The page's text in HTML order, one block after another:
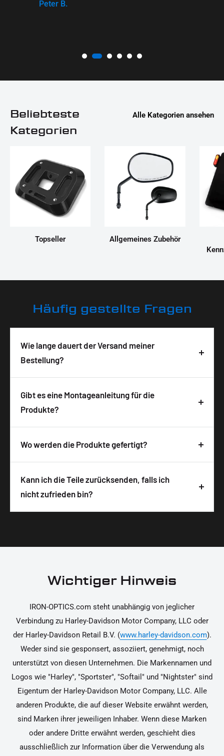
Peter B.
Beliebteste
Kategorien
Alle Kategorien ansehen
Topseller
Allgemeines Zubehör
Häufig gestellte Fragen
Wie lange dauert der Versand meiner
Bestellung?
Deine Bestellung wird in der Regel innerhalb von 3-
5 Tagen nach Bestelleingang geliefert. Die
Lieferzeit ist abhängig von der Verfügbarkeit und
sichere und schnelle Lieferung zu gewährleisten.
Gibt es eine Montageanleitung für die
Produkte?
Ja, zu allen unseren Produkten bekommst du
detaillierte Montagehinweise bzw. eine
Produktverpackung scannen. Die Hinweise
unterstützen dich dabei, die Teile sicher und
korrekt an deinem Motorrad zu installieren.
Wo werden die Produkte gefertigt?
Alle IRON OPTICS Produkte werden in
Deutschland designt, entwickelt und hergestellt.
Wir legen großen Wert auf hochwertige
Kann ich die Teile zurücksenden, falls ich
nicht zufrieden bin?
Ja, du kannst die Teile innerhalb von 14 Tagen
Rücksendung findest du in unseren
Wichtiger Hinweis
IRON-OPTICS.com steht unabhängig von jeglicher
Verbindung zu Harley-Davidson Motor Company, LLC oder
der Harley-Davidson Retail B.V. (www.harley-davidson.com).
Weder sind sie gesponsert, assoziiert, genehmigt, noch
unterstützt von diesen Unternehmen. Die Markennamen und
Logos wie "Harley", "Sportster", "Softail" und "Nightster" sind
Eigentum der Harley-Davidson Motor Company, LLC. Alle
anderen Produkte, die auf dieser Website erwähnt werden,
sind Marken ihrer jeweiligen Inhaber. Wenn diese Marken
oder andere Dritte erwähnt werden, geschieht dies
ausschließlich zur Information über die Verwendung als